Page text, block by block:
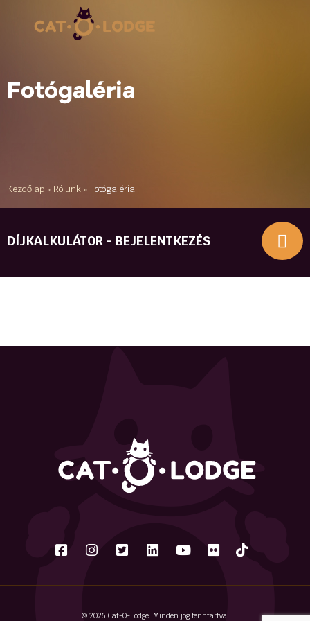
Fotógaléria
Kezdőlap » Rólunk » Fotógaléria
DÍJKALKULÁTOR - BEJELENTKEZÉS
© 2026 Cat-O-Lodge. Minden jog fenntartva.